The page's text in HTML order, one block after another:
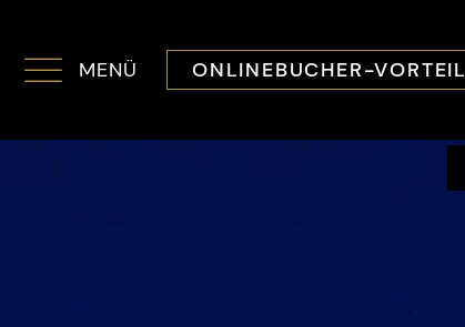
MENÜ ONLINEBUCHER-VORTEIL